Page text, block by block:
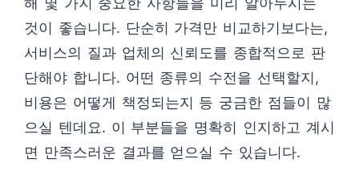
것이 좋습니다. 단순히 가격만 비교하기보다는,
서비스의 질과 업체의 신뢰도를 종합적으로 판
단해야 합니다. 어떤 종류의 수전을 선택할지,
비용은 어떻게 책정되는지 등 궁금한 점들이 많
으실 텐데요. 이 부분들을 명확히 인지하고 계시
면 만족스러운 결과를 얻으실 수 있습니다.